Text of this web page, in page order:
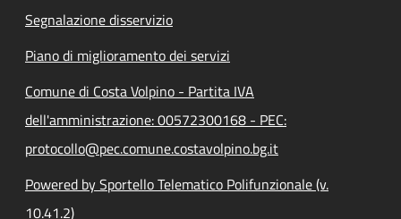
Segnalazione disservizio
Piano di miglioramento dei servizi
Comune di Costa Volpino - Partita IVA
dell'amministrazione: 00572300168 - PEC:
protocollo@pec.comune.costavolpino.bg.it
Powered by Sportello Telematico Polifunzionale (v.
10.41.2)